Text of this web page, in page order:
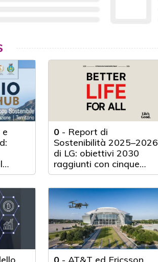
e
0- Report di
Sostenibilità 2025–2026
di LG: obiettivi 2030
raggiunti con cinque
anni d'anticipo